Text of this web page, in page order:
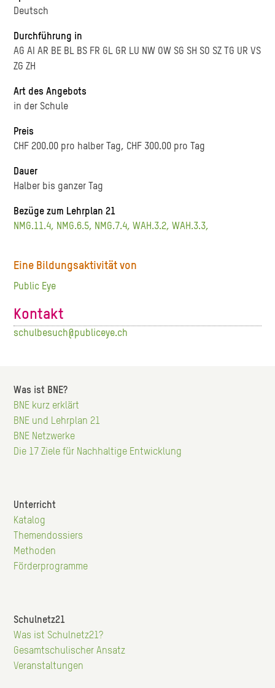
Deutsch
Durchführung in
AG AI AR BE BL BS FR GL GR LU NW OW SG SH SO SZ TG UR VS
ZG ZH
Art des Angebots
in der Schule
Preis
CHF 200.00 pro halber Tag, CHF 300.00 pro Tag
Dauer
Halber bis ganzer Tag
Bezüge zum Lehrplan 21
NMG.11.4, NMG.6.5, NMG.7.4, WAH.3.2, WAH.3.3,
Eine Bildungsaktivität von
Public Eye
Kontakt
schulbesuch@publiceye.ch
Hauptnavigation
Was ist BNE?
BNE kurz erklärt
BNE und Lehrplan 21
BNE Netzwerke
Die 17 Ziele für Nachhaltige Entwicklung
Hauptnavigation
Unterricht
Katalog
Themendossiers
Methoden
Förderprogramme
Hauptnavigation
Schulnetz21
Was ist Schulnetz21?
Gesamtschulischer Ansatz
Veranstaltungen